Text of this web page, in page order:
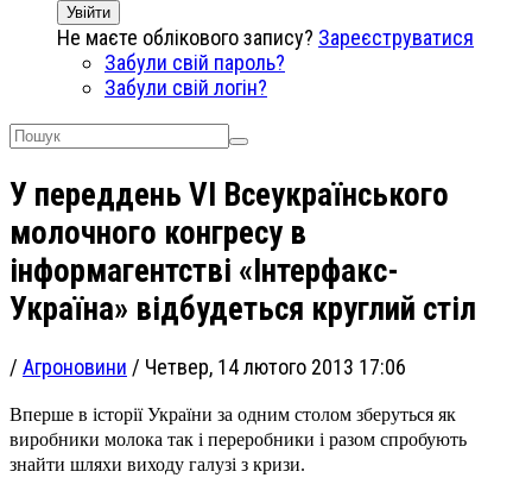
Увійти
Не маєте облікового запису? Зареєструватися
Забули свій пароль?
Забули свій логін?
У переддень VІ Всеукраїнського
молочного конгресу в
інформагентстві «Інтерфакс-
Україна» відбудеться круглий стіл
/ Агроновини / Четвер, 14 лютого 2013 17:06
Вперше в історії України за одним столом зберуться як
виробники молока так і переробники і разом спробують
знайти шляхи виходу галузі з кризи.